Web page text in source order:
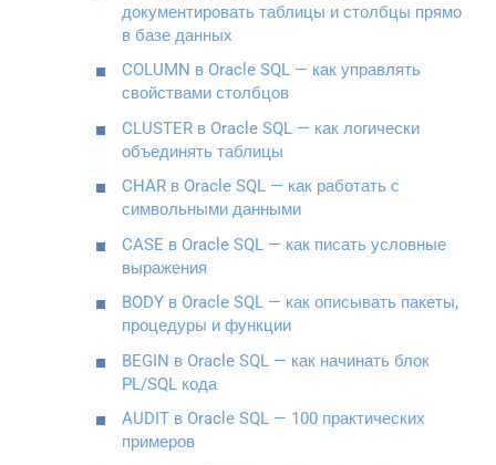
документировать таблицы и столбцы прямо
в базе данных
COLUMN в Oracle SQL — как управлять
свойствами столбцов
CLUSTER в Oracle SQL — как логически
объединять таблицы
CHAR в Oracle SQL — как работать с
символьными данными
CASE в Oracle SQL — как писать условные
выражения
BODY в Oracle SQL — как описывать пакеты,
процедуры и функции
BEGIN в Oracle SQL — как начинать блок
PL/SQL кода
AUDIT в Oracle SQL — 100 практических
примеров